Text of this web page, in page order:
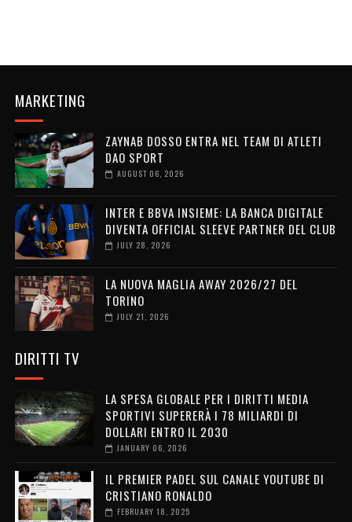
MARKETING
ZAYNAB DOSSO ENTRA NEL TEAM DI ATLETI
DAO SPORT
AUGUST 06, 2026
INTER E BBVA INSIEME: LA BANCA DIGITALE
DIVENTA OFFICIAL SLEEVE PARTNER DEL CLUB
JULY 28, 2026
LA NUOVA MAGLIA AWAY 2026/27 DEL
TORINO
JULY 21, 2026
DIRITTI TV
LA SPESA GLOBALE PER I DIRITTI MEDIA
SPORTIVI SUPERERÀ I 78 MILIARDI DI
DOLLARI ENTRO IL 2030
JANUARY 06, 2026
IL PREMIER PADEL SUL CANALE YOUTUBE DI
CRISTIANO RONALDO
FEBRUARY 18, 2025